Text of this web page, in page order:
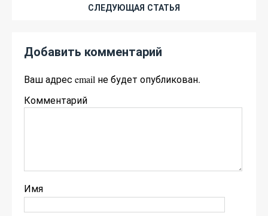
СЛЕДУЮЩАЯ СТАТЬЯ
Добавить комментарий
Ваш адрес email не будет опубликован.
Комментарий
Имя